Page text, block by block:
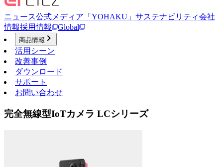
ニュース公式メディア「YOHAKU」 サステナビリティ会社
情報採用情報 Global
商品情報
活用シーン
改善事例
ダウンロード
サポート
お問い合わせ
完全無線型IoTカメラ LCシリーズ